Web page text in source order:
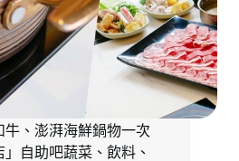
、澎湃海鮮鍋物一次
自助吧蔬菜、飲料、